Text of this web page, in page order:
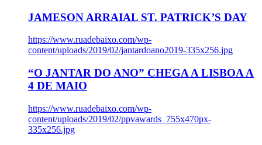
JAMESON ARRAIAL ST. PATRICK’S DAY
https://www.ruadebaixo.com/wp-
content/uploads/2019/02/jantardoano2019-335x256.jpg
“O JANTAR DO ANO” CHEGA A LISBOA A
4 DE MAIO
https://www.ruadebaixo.com/wp-
content/uploads/2019/02/ppvawards_755x470px-
335x256.jpg